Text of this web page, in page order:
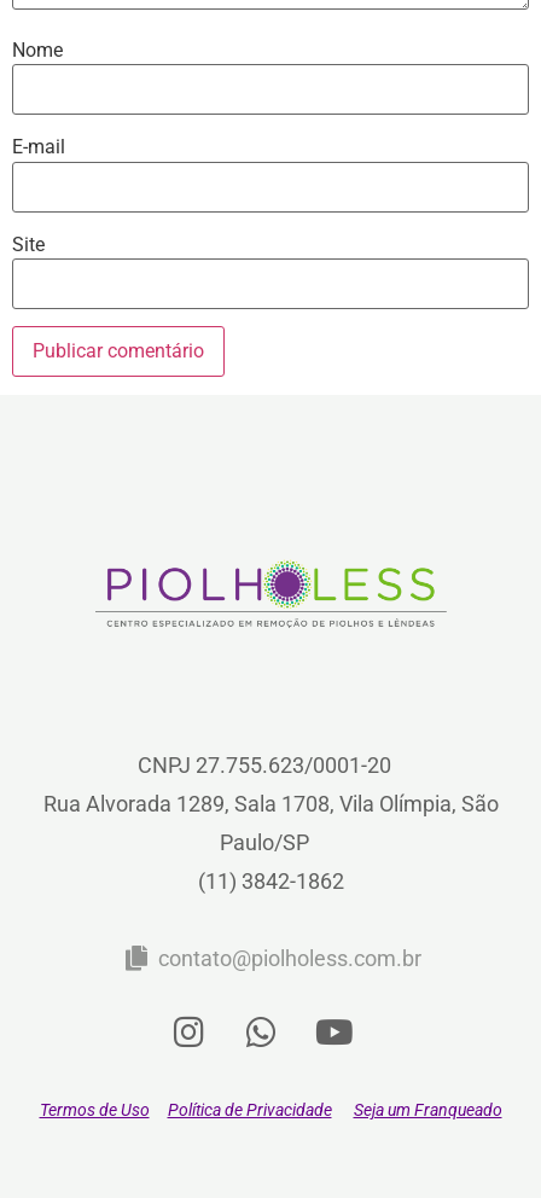
Nome
E-mail
Site
CNPJ 27.755.623/0001-20
Rua Alvorada 1289, Sala 1708, Vila Olímpia, São
Paulo/SP
(11) 3842-1862
contato@piolholess.com.br
Termos de Uso Política de Privacidade Seja um Franqueado